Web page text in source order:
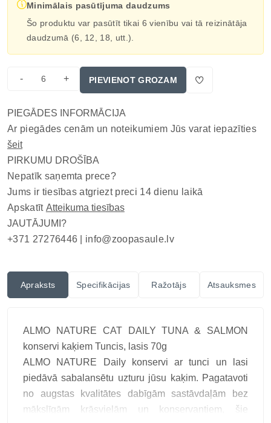
Minimālais pasūtījuma daudzums
Šo produktu var pasūtīt tikai 6 vienību vai tā reizinātāja
daudzumā (6, 12, 18, utt.).
- + PIEVIENOT GROZAM
PIEGĀDES INFORMĀCIJA
Ar piegādes cenām un noteikumiem Jūs varat iepazīties
šeit
PIRKUMU DROŠĪBA
Nepatīk saņemta prece?
Jums ir tiesības atgriezt preci 14 dienu laikā
Apskatīt Atteikuma tiesības
JAUTĀJUMI?
+371 27276446 | info@zoopasaule.lv
Apraksts Specifikācijas Ražotājs Atsauksmes
ALMO NATURE CAT DAILY TUNA & SALMON
konservi kaķiem Tuncis, lasis 70g
ALMO NATURE Daily konservi ar tunci un lasi
piedāvā sabalansētu uzturu jūsu kaķim. Pagatavoti
no augstas kvalitātes dabīgām sastāvdaļām bez
mākslīgām krāsvielām un konservantiem, šie